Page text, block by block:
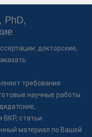
PhD,
докторские,
требования
научные работы:
статьи.
материал по Вашей